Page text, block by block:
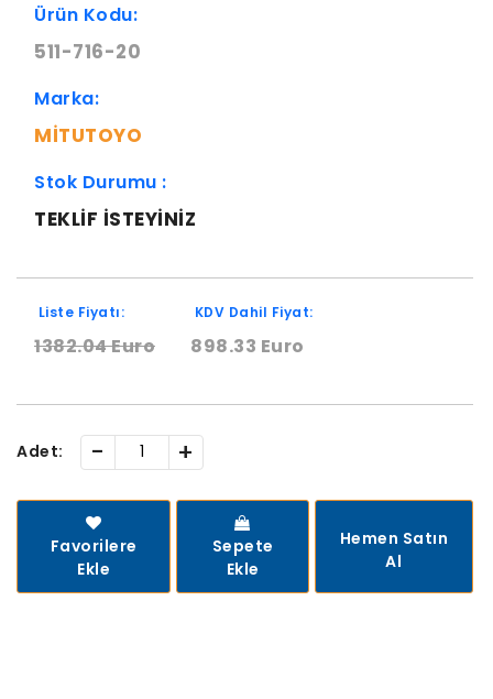
Ürün Kodu:
511-716-20
Marka:
MITUTOYO
Stok Durumu :
TEKLIF ISTEYINIZ
Liste Fiyatı:
1382.04 Euro
KDV Dahil Fiyat:
898.33 Euro
Adet: - +
Favorilere
Ekle
Sepete
Ekle
Hemen Satın
Al